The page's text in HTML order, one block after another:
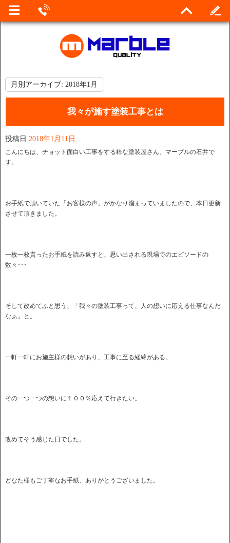
月別アーカイブ: 2018年1月
我々が施す塗装工事とは
投稿日 2018年1月11日
こんにちは、チョット面白い工事をする粋な塗装屋さん、マーブルの石井で
す。
お手紙で頂いていた「お客様の声」がかなり溜まっていましたので、本日更新
させて頂きました。
一枚一枚貰ったお手紙を読み返すと、思い出される現場でのエピソードの
数々･･･
そして改めてふと思う、「我々の塗装工事って、人の想いに応える仕事なんだ
なぁ」と。
一軒一軒にお施主様の想いがあり、工事に至る経緯がある。
その一つ一つの想いに１００％応えて行きたい。
改めてそう感じた日でした。
どなた様もご丁寧なお手紙、ありがとうございました。